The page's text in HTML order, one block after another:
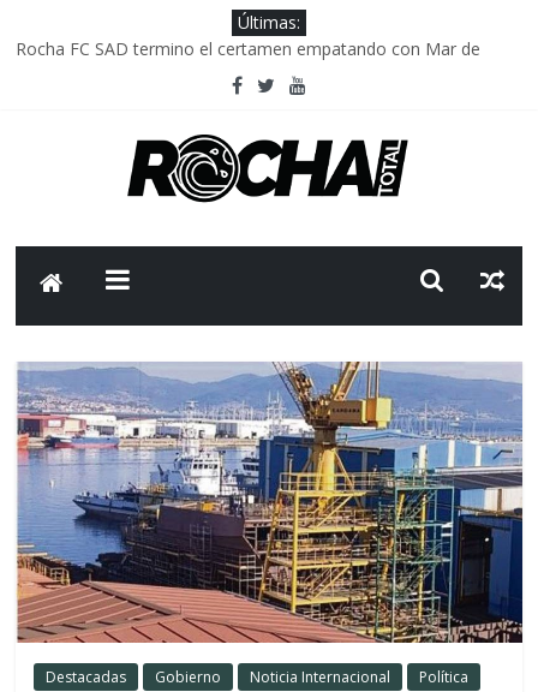
Últimas:
Rocha FC SAD termino el certamen empatando con Mar de
Delegación parlamentaria uruguaya llega a Israel; el Frente
Caso Charles Carrera: la causa que sobrevivió al paso del tiempo
Criminalidad en Uruguay: menos delitos,los homicidios son lo
Destacadas Gobierno Noticia Internacional Política